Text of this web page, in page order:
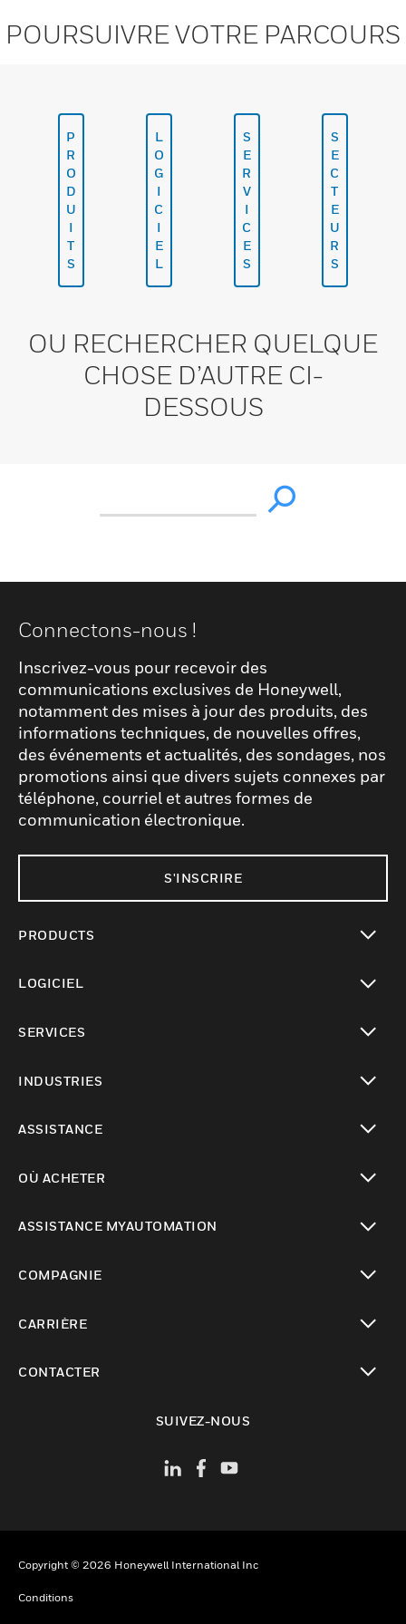
POURSUIVRE VOTRE PARCOURS
P
R
O
D
U
I
T
S
L
O
G
I
C
I
E
L
S
E
R
V
I
C
E
S
S
E
C
T
E
U
R
S
OU RECHERCHER QUELQUE
CHOSE D’AUTRE CI-
DESSOUS
Connectons-nous !
Inscrivez-vous pour recevoir des
communications exclusives de Honeywell,
notamment des mises à jour des produits, des
informations techniques, de nouvelles offres,
des événements et actualités, des sondages, nos
promotions ainsi que divers sujets connexes par
téléphone, courriel et autres formes de
communication électronique.
S'INSCRIRE
PRODUCTS
LOGICIEL
SERVICES
INDUSTRIES
ASSISTANCE
OÙ ACHETER
ASSISTANCE MYAUTOMATION
COMPAGNIE
CARRIÈRE
CONTACTER
SUIVEZ-NOUS
Copyright © 2026 Honeywell International Inc
Conditions